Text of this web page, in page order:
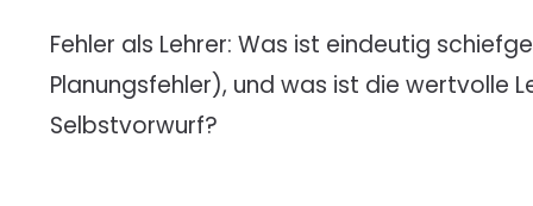
Fehler als Lehrer: Was ist eindeutig
Planungsfehler), und was ist die wertvolle
Selbstvorwurf?